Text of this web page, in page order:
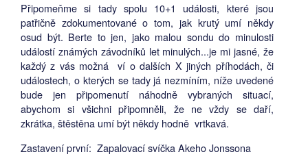
Připomeňme si tady spolu 10+1 události, které jsou
patřičně zdokumentované o tom, jak krutý umí někdy
osud být. Berte to jen, jako malou sondu do minulosti
událostí známých závodníků let minulých...je mi jasné, že
každý z vás možná ví o dalších X jiných příhodách, či
událostech, o kterých se tady já nezmíním, níže uvedené
bude jen připomenutí náhodně vybraných situací,
abychom si všichni připomněli, že ne vždy se daří,
zkrátka, štěstěna umí být někdy hodně vrtkavá.
Zastavení první: Zapalovací svíčka Akeho Jonssona